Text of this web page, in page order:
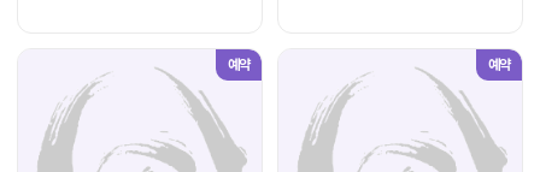
예약 예약